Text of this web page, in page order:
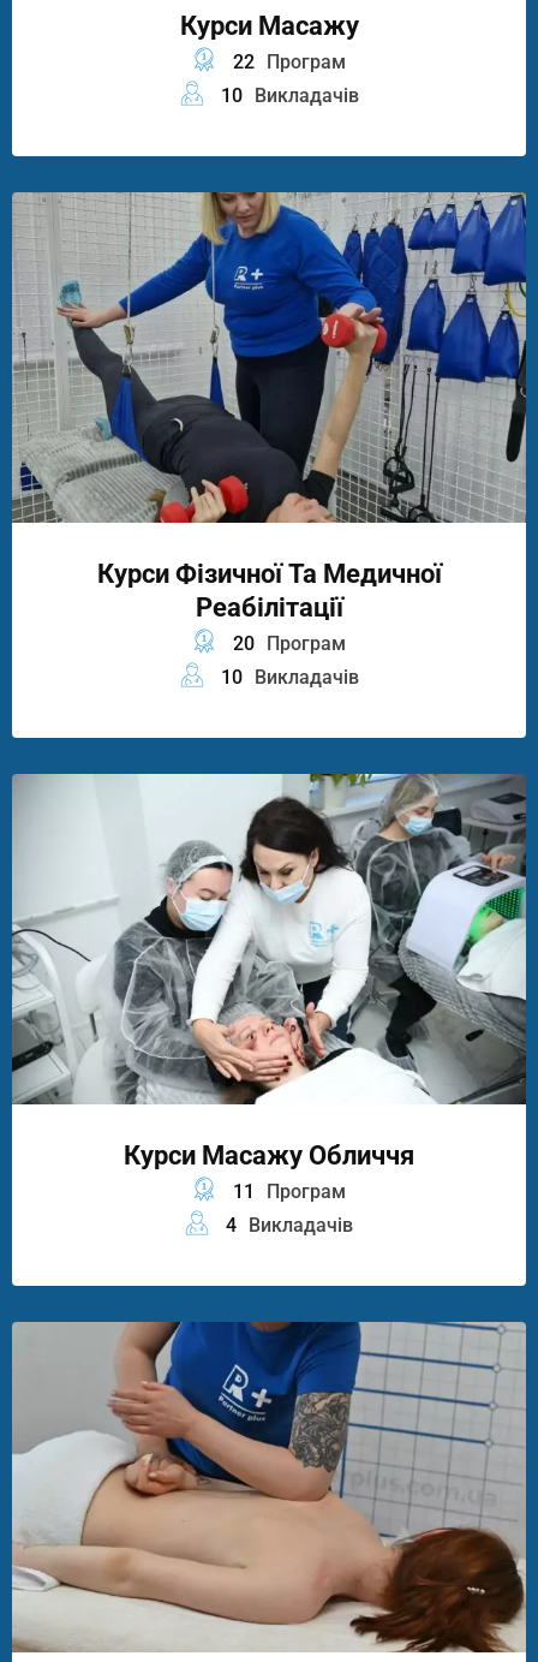
Курси Масажу
22 Програм
10
Викладачів
Курси Фізичної Та Медичної
Реабілітації
20 Програм
10
Викладачів
Курси Масажу Обличчя
11
Програм
4 Викладачів